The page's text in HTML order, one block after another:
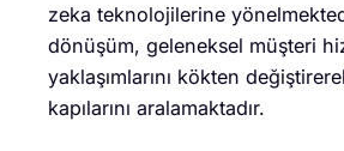
zeka teknolojilerine
dönüşüm, geleneksel müşteri
yaklaşımlarını kökten
kapılarını aralamaktadır.